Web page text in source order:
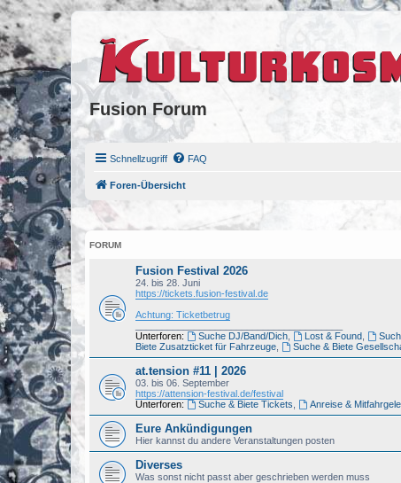
Fusion Forum
Schnellzugriff FAQ
Foren-Übersicht
FORUM
Fusion Festival 2026
24. bis 28. Juni
https://tickets.fusion-festival.de
Achtung: Ticketbetrug
Unterforen:
Suche DJ/Band/Dich, Lost & Found,
Biete Zusatzticket für Fahrzeuge
Suche & Biete
at.tension #11 | 2026
03. bis 06. September
https://attension-festival.de/festival
Unterforen:
Suche & Biete Tickets Anreise &
Eure Ankündigungen
Hier kannst du andere Veranstaltungen posten
Diverses
Was sonst nicht passt aber geschrieben werden muss